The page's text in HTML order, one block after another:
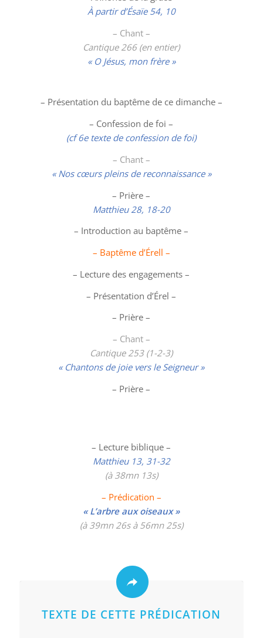
À partir d’Ésaïe 54, 10
– Chant –
Cantique 266 (en entier)
« O Jésus, mon frère »
– Présentation du baptême de ce dimanche –
– Confession de foi –
(cf 6e texte de confession de foi)
– Chant –
« Nos cœurs pleins de reconnaissance »
– Prière –
Matthieu 28, 18-20
– Introduction au baptême –
– Baptême d’Érell –
– Lecture des engagements –
– Présentation d’Érel –
– Prière –
– Chant –
Cantique 253 (1-2-3)
« Chantons de joie vers le Seigneur »
– Prière –
– Lecture biblique –
Matthieu 13, 31-32
(à 38mn 13s)
– Prédication –
« L’arbre aux oiseaux »
(à 39mn 26s à 56mn 25s)
TEXTE DE CETTE PRÉDICATION